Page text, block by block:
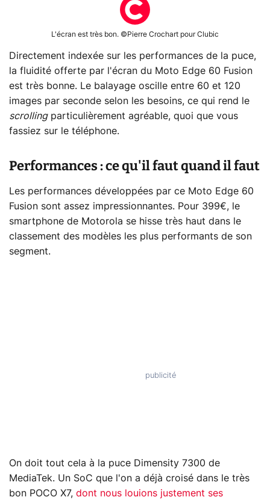
L'écran est très bon. ©Pierre Crochart pour Clubic
Directement indexée sur les performances de la puce,
la fluidité offerte par l'écran du Moto Edge 60 Fusion
est très bonne. Le balayage oscille entre 60 et 120
images par seconde selon les besoins, ce qui rend le
scrollingparticulièrement agréable, quoi que vous
fassiez sur le téléphone.
Performances : ce qu'il faut quand il faut
Les performances développées par ce Moto Edge 60
Fusion sont assez impressionnantes. Pour 399€, le
smartphone de Motorola se hisse très haut dans le
classement des modèles les plus performants de son
segment.
On doit tout cela à la puce Dimensity 7300 de
MediaTek. Un SoC que l'on a déjà croisé dans le très
bon POCO X7, dont nous louions justement ses